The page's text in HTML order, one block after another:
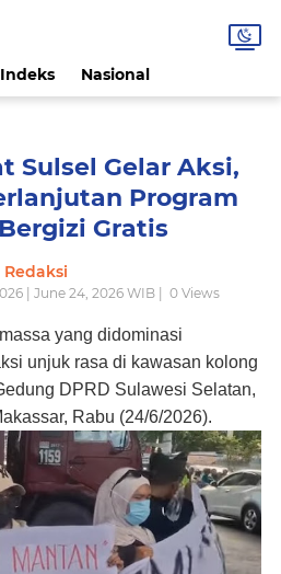
Indeks Nasional
Sulsel Gelar Aksi,
Program
Gratis
Redaksi
| June 24, 2026 WIB | 0Views
yang didominasi
unjuk rasa di kawasan kolong
DPRD Sulawesi Selatan,
Rabu (24/6/2026).